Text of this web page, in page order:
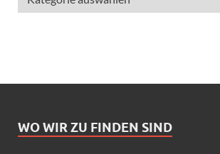
WO WIR ZU FINDEN SIND